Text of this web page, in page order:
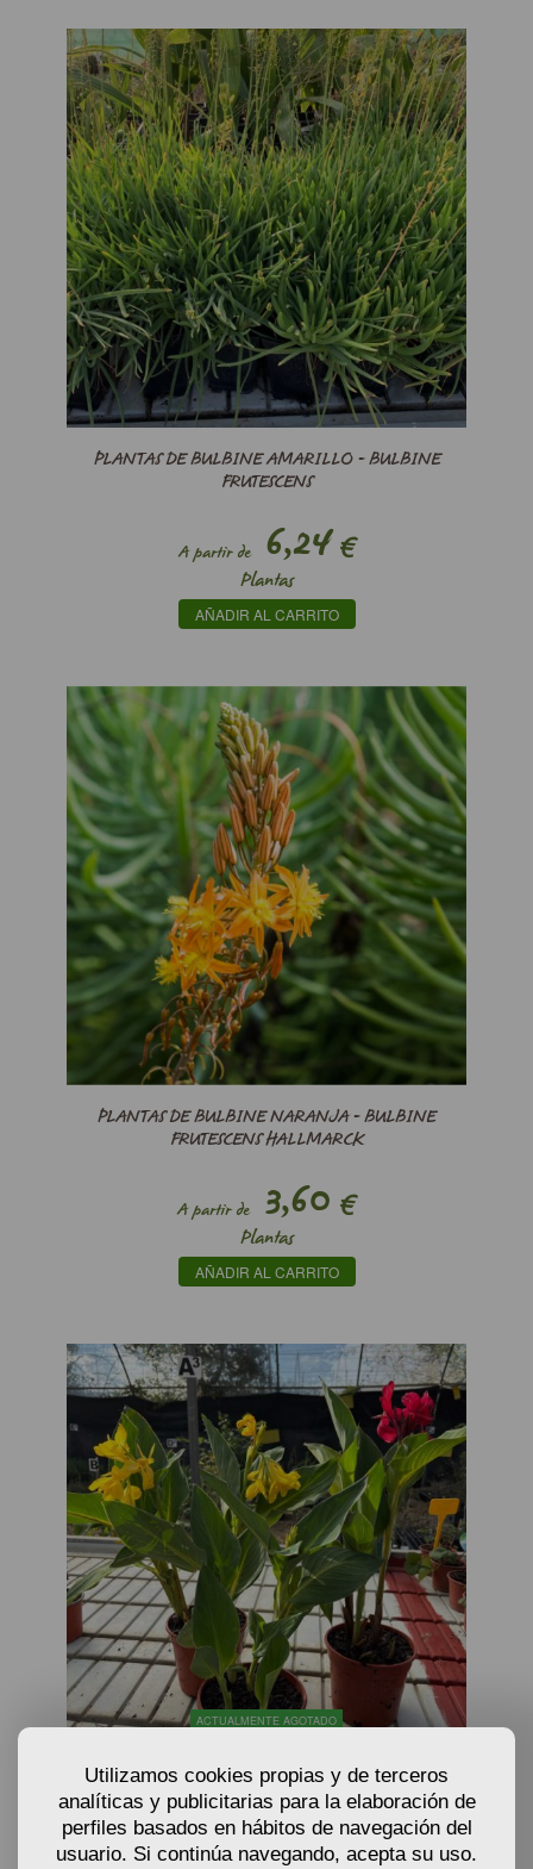
PLANTAS DE BULBINE AMARILLO - BULBINE
FRUTESCENS
A partir de6,24€
Plantas
AÑADIR AL CARRITO
PLANTAS DE BULBINE NARANJA - BULBINE
FRUTESCENS HALLMARCK
A partir de3,60 €
Plantas
AÑADIR AL CARRITO
ACTUALMENTE AGOTADO
PLANTAS DE ACHIRA - CANNA X GENERALIS
Utilizamos cookies propias y de terceros
analíticas y publicitarias para la elaboración de
perfiles basados en hábitos de navegación del
usuario. Si continúa navegando, acepta su uso.